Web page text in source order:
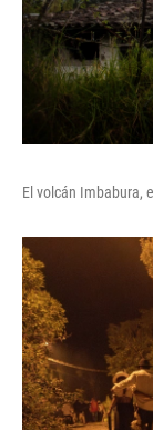
El volcán Imbabura,